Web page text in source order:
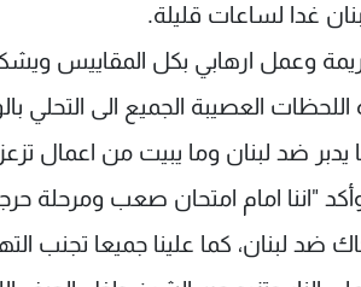
غدا لساعات قليلة.
وعمل ارهابي بكل المقاييس
العصيبة الجميع الى التحلي
ضد لبنان وما يبيت من اعمال
وأكد "اننا امام امتحان صعب
ضد لبنان، كما علينا جميعا تجنب